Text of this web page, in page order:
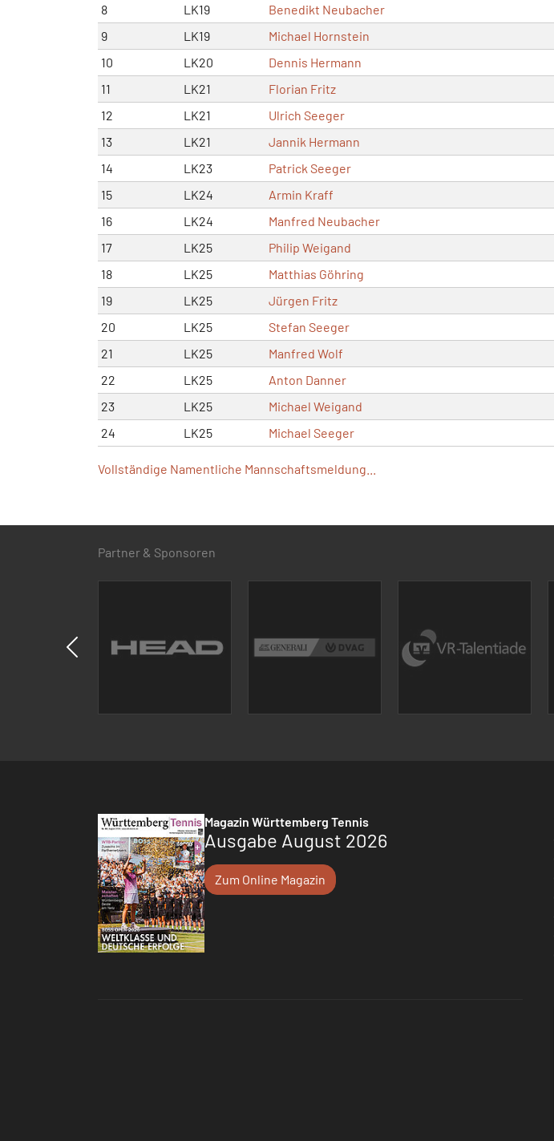
8
LK19 Benedikt Neubacher
9
LK19 Michael Hornstein
10
LK20 Dennis Hermann
11
LK21 Florian Fritz
12
LK21 Ulrich Seeger
13
LK21 Jannik Hermann
14
LK23 Patrick Seeger
15
LK24 Armin Kraff
16
LK24 Manfred Neubacher
17
LK25 Philip Weigand
18
LK25 Matthias Göhring
19
LK25 Jürgen Fritz
20
LK25 Stefan Seeger
21
LK25 Manfred Wolf
22
LK25 Anton Danner
23
LK25 Michael Weigand
24
LK25 Michael Seeger
Vollständige Namentliche Mannschaftsmeldung...
Partner & Sponsoren
Magazin Württemberg Tennis
Ausgabe August 2026
Zum Online Magazin